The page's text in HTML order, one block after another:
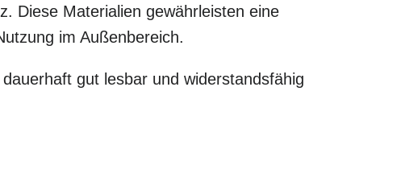
Diese Materialien gewährleisten eine
im Außenbereich.
gut lesbar und widerstandsfähig